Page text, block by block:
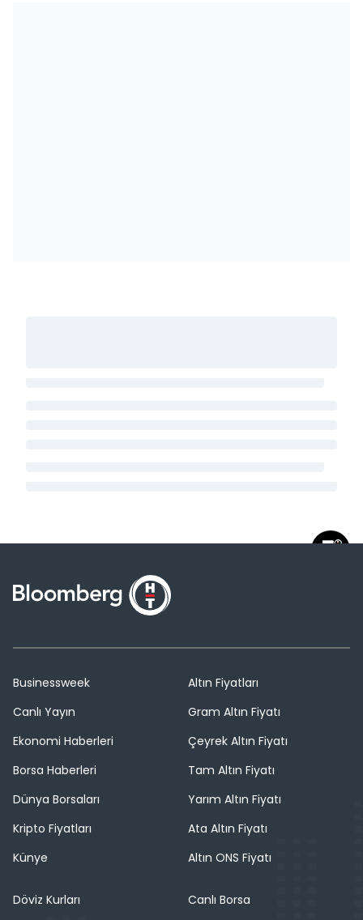
Businessweek
Canlı Yayın
Ekonomi Haberleri
Borsa Haberleri
Dünya Borsaları
Kripto Fiyatları
Künye
Altın Fiyatları
Gram Altın Fiyatı
Çeyrek Altın Fiyatı
Tam Altın Fiyatı
Yarım Altın Fiyatı
Ata Altın Fiyatı
Altın ONS Fiyatı
Döviz Kurları
Canlı Borsa